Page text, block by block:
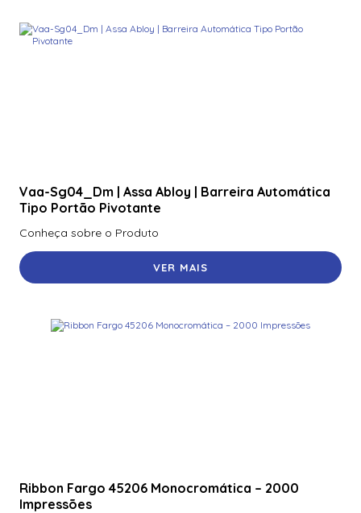
Vaa-Sg04_Dm | Assa Abloy | Barreira Automática
Tipo Portão Pivotante
Conheça sobre o Produto
VER MAIS
Ribbon Fargo 45206 Monocromática – 2000
Impressões